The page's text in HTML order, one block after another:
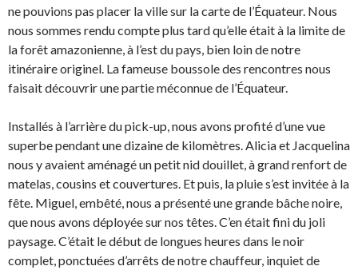
ne pouvions pas placer la ville sur la carte de l’Équateur. Nous
nous sommes rendu compte plus tard qu’elle était à la limite de
la forêt amazonienne, à l’est du pays, bien loin de notre
itinéraire originel. La fameuse boussole des rencontres nous
faisait découvrir une partie méconnue de l’Équateur.
Installés à l’arrière du pick-up, nous avons profité d’une vue
superbe pendant une dizaine de kilomètres. Alicia et Jacquelina
nous y avaient aménagé un petit nid douillet, à grand renfort de
matelas, cousins et couvertures. Et puis, la pluie s’est invitée à la
fête. Miguel, embêté, nous a présenté une grande bâche noire,
que nous avons déployée sur nos têtes. C’en était fini du joli
paysage. C’était le début de longues heures dans le noir
complet, ponctuées d’arrêts de notre chauffeur, inquiet de